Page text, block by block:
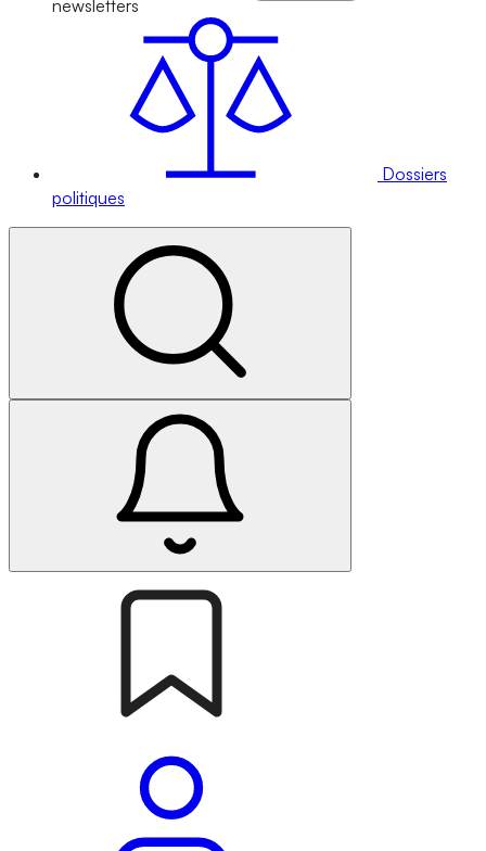
newsletters
Dossiers
politiques